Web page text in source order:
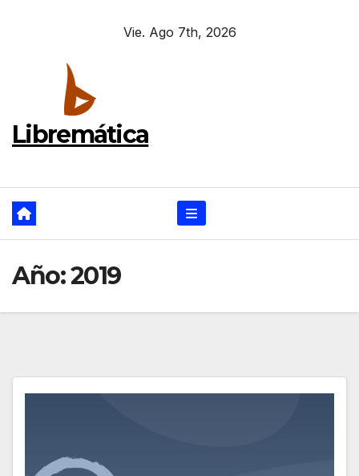
Vie. Ago 7th, 2026
Libremática
Año:2019